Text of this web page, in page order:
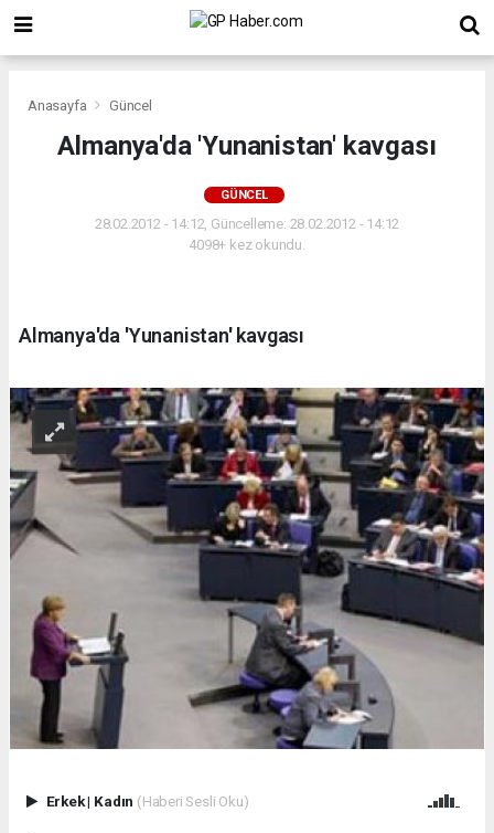
Anasayfa Güncel
Almanya'da 'Yunanistan' kavgası
GÜNCEL
28.02.2012 - 14:12, Güncelleme: 28.02.2012 - 14:12
4098+ kez okundu.
Almanya'da 'Yunanistan' kavgası
Erkek| Kadın (Haberi Sesli Oku)